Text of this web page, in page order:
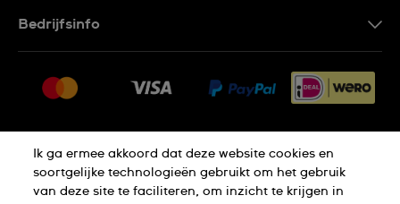
Retouren
Verkoopvoorwaarden
Annulering van de overeenkomst
Bedrijfsinfo
Vacatures
Thuiswinkel certificaat
Ik ga ermee akkoord dat deze website cookies en
soortgelijke technologieën gebruikt om het gebruik
van deze site te faciliteren, om inzicht te krijgen in